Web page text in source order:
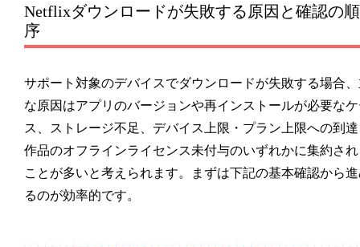
Netflixダウンロードが失敗する原因と確認の順
序
サポート対象のデバイスでダウンロードが失敗する場合
な原因はアプリのバージョンや再インストールが必要な
ス、ストレージ不足、デバイス上限・プラン上限への到
作品のオフラインライセンス未付与のいずれかに集約さ
ことが多いと考えられます。まずは下記の基本確認から
るのが効率的です。